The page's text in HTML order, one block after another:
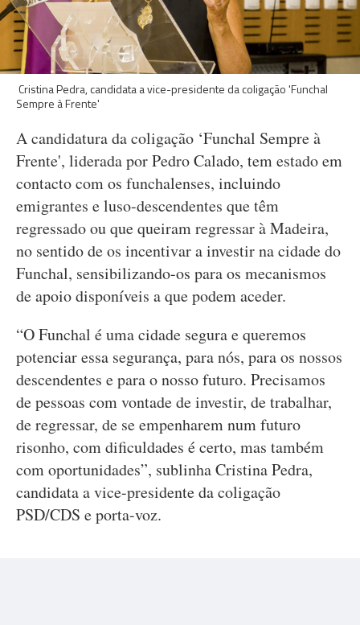
Cristina Pedra, candidata a vice-presidente da coligação 'Funchal
Sempre à Frente'
A candidatura da coligação ‘Funchal Sempre à
Frente', liderada por Pedro Calado, tem estado em
contacto com os funchalenses, incluindo
emigrantes e luso-descendentes que têm
regressado ou que queiram regressar à Madeira,
no sentido de os incentivar a investir na cidade do
Funchal, sensibilizando-os para os mecanismos
de apoio disponíveis a que podem aceder.
“O Funchal é uma cidade segura e queremos
potenciar essa segurança, para nós, para os nossos
descendentes e para o nosso futuro. Precisamos
de pessoas com vontade de investir, de trabalhar,
de regressar, de se empenharem num futuro
risonho, com dificuldades é certo, mas também
com oportunidades”, sublinha Cristina Pedra,
candidata a vice-presidente da coligação
PSD/CDS e porta-voz.